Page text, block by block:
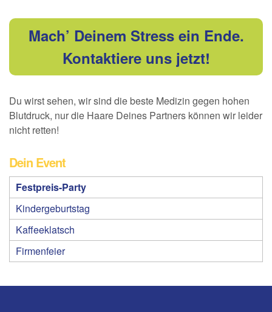
Mach’ Deinem Stress ein Ende.
Kontaktiere uns jetzt!
Du wirst sehen, wir sind die beste Medizin gegen hohen
Blutdruck, nur die Haare Deines Partners können wir leider
nicht retten!
Dein Event
Festpreis-Party
Kindergeburtstag
Kaffeeklatsch
Firmenfeier